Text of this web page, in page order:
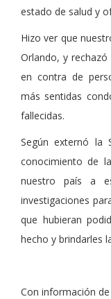
estado de salud y
Hizo ver que
Orlando, y
en contra de
más sentidas
fallecidas.
Según externó la
conocimiento de
nuestro país a
investigaciones
que hubieran
hecho y brindarles
Con información de